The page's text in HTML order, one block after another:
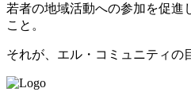
若者の地域活動への参加を促進
こと。
それが、エル・コミュニティの